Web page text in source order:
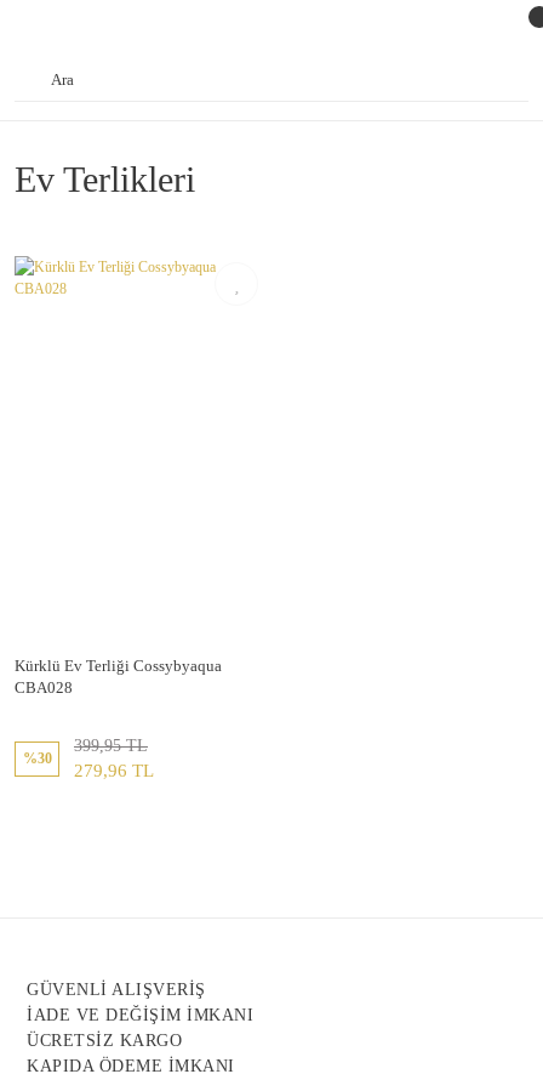
Ev Terlikleri
Kürklü Ev Terliği Cossybyaqua
CBA028
%30
399,95 TL
279,96 TL
GÜVENLİ ALIŞVERİŞ
İADE VE DEĞİŞİM İMKANI
ÜCRETSİZ KARGO
KAPIDA ÖDEME İMKANI